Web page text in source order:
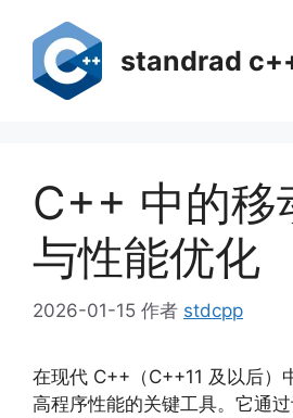
standrad
C++ 中的移
与性能优化
2026-01-15 作者 stdcpp
在现代 C++（C++11 及以后）
高程序性能的关键工具。它通